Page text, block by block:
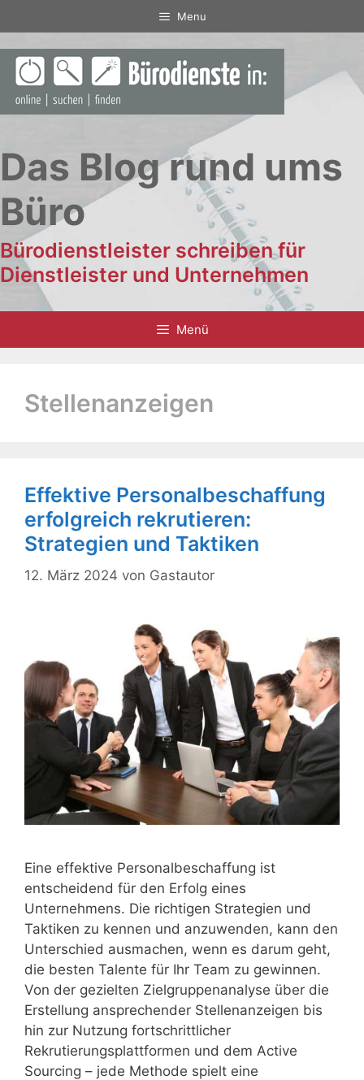
Inhalt
springen
Menu
Das Blog rund ums
Büro
Bürodienstleister schreiben für
Dienstleister und Unternehmen
Menü
Stellenanzeigen
Effektive Personalbeschaffung
erfolgreich rekrutieren:
Strategien und Taktiken
12. März 2024 von Gastautor
Eine effektive Personalbeschaffung ist
entscheidend für den Erfolg eines
Unternehmens. Die richtigen Strategien und
Taktiken zu kennen und anzuwenden, kann den
Unterschied ausmachen, wenn es darum geht,
die besten Talente für Ihr Team zu gewinnen.
Von der gezielten Zielgruppenanalyse über die
Erstellung ansprechender Stellenanzeigen bis
hin zur Nutzung fortschrittlicher
Rekrutierungsplattformen und dem Active
Sourcing – jede Methode spielt eine